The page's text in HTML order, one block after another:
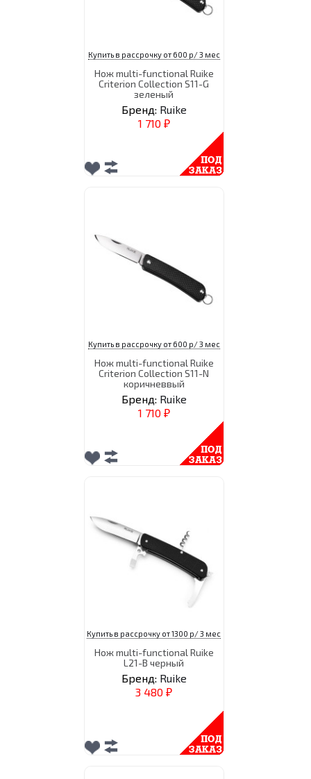
Купить в рассрочку от 600 р/ 3 мес
Нож multi-functional Ruike
Criterion Collection S11-G
зеленый
Бренд: Ruike
1 710 ₽
Купить в рассрочку от 600 р/ 3 мес
Нож multi-functional Ruike
Criterion Collection S11-N
коричневвый
Бренд: Ruike
1 710 ₽
Купить в рассрочку от 1300 р/ 3 мес
Нож multi-functional Ruike
L21-B черный
Бренд: Ruike
3 480 ₽